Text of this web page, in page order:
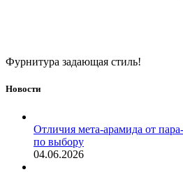
Фурнитура задающая стиль!
Новости
Отличия мета-арамида от
по выбору
04.06.2026